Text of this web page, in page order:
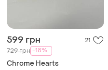
599 грн 21
729 грн -18%
Chrome Hearts